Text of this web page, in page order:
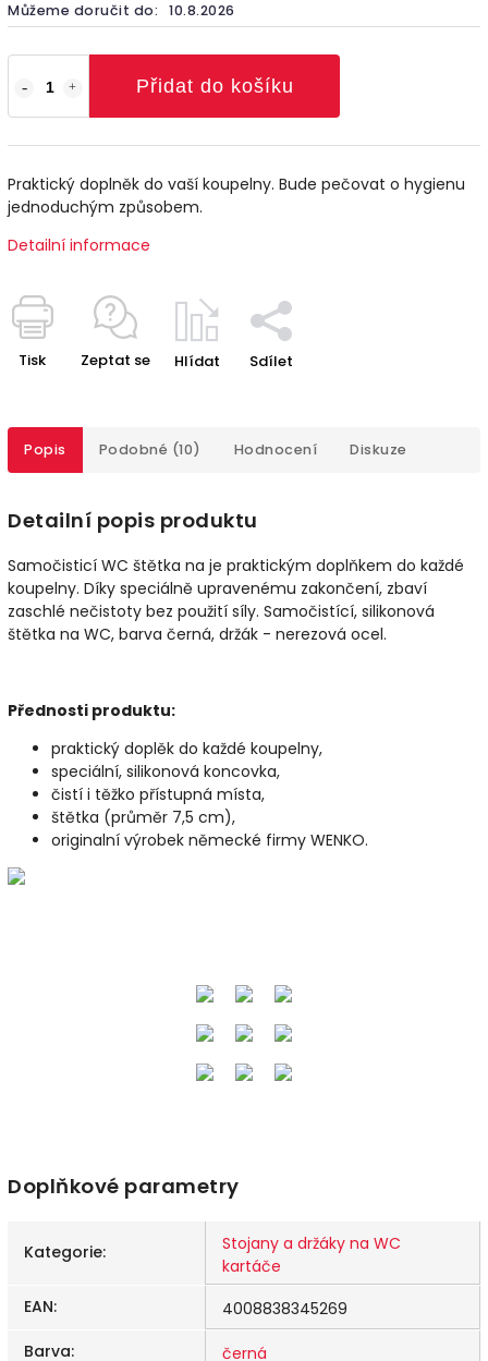
Můžeme doručit do: 10.8.2026
Přidat do košíku
Praktický doplněk do vaší koupelny. Bude pečovat o hygienu
jednoduchým způsobem.
Detailní informace
Tisk Zeptat se Hlídat Sdílet
Popis Podobné (10) Hodnocení Diskuze
Detailní popis produktu
Samočisticí WC štětka na je praktickým doplňkem do každé
koupelny. Díky speciálně upravenému zakončení, zbaví
zaschlé nečistoty bez použití síly. Samočistící, silikonová
štětka na WC, barva černá, držák - nerezová ocel.
Přednosti produktu:
praktický doplěk do každé koupelny,
speciální, silikonová koncovka,
čistí i těžko přístupná místa,
štětka (průměr 7,5 cm),
originalní výrobek německé firmy WENKO.
Doplňkové parametry
Kategorie:
Stojany a držáky na WC
kartáče
EAN:
4008838345269
Barva: černá